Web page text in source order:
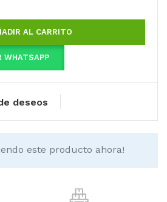
AL CARRITO
WHATSAPP
deseos
este producto ahora!